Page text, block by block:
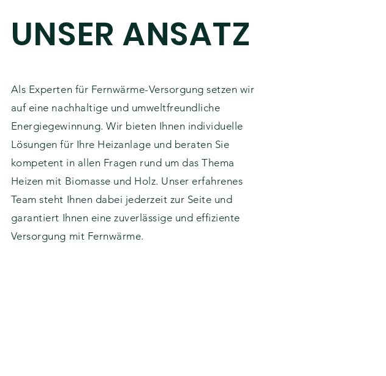
UNSER ANSATZ
Als Experten für Fernwärme-Versorgung setzen wir
auf eine nachhaltige und umweltfreundliche
Energiegewinnung. Wir bieten Ihnen individuelle
Lösungen für Ihre Heizanlage und beraten Sie
kompetent in allen Fragen rund um das Thema
Heizen mit Biomasse und Holz. Unser erfahrenes
Team steht Ihnen dabei jederzeit zur Seite und
garantiert Ihnen eine zuverlässige und effiziente
Versorgung mit Fernwärme.